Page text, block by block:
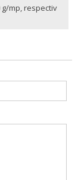
mp, respectiv